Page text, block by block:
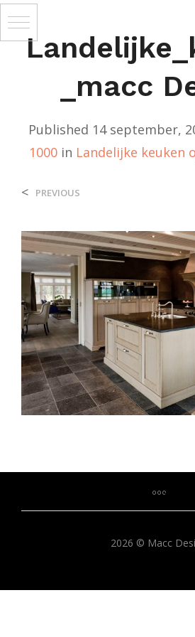
_macc
Published 14 september,
1000 in Landelijke keuken
< PREVIOUS
2026 © Macc